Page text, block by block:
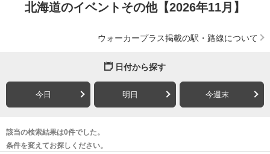
北海道のイベントその他【2026年11月】
ウォーカープラス掲載の駅・路線について
日付から探す
今日 明日 今週末
該当の検索結果は0件でした。
条件を変えてお探しください。